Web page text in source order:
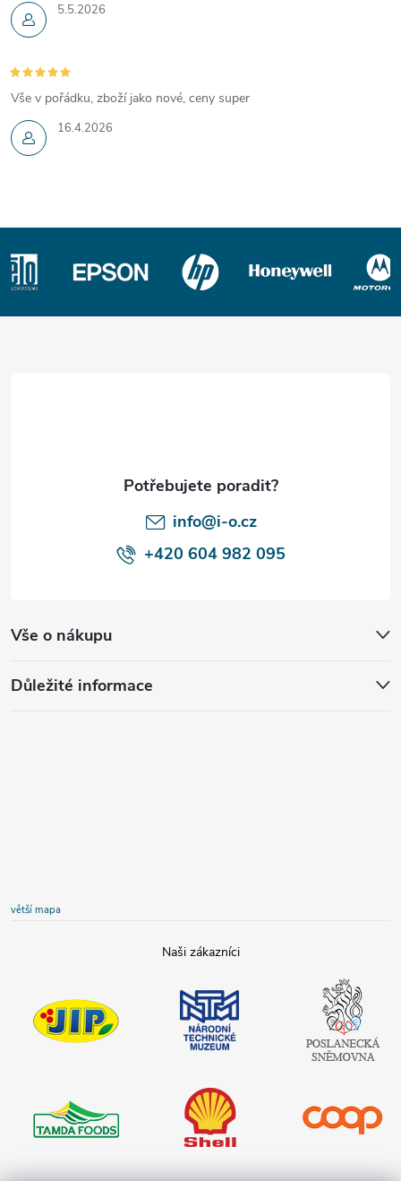
5.5.2026
16.4.2026
Vše v pořádku, zboží jako nové, ceny super
Z
info@i-o.cz
+420 604 982 095
Vše o nákupu
Důležité informace
větší mapa
technické
muzeum
Poslanecká
sněmovna
České
republiky